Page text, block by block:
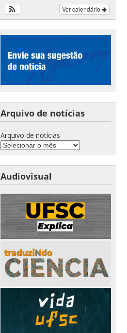
Ver calendário
Arquivo de notícias
Arquivo de notícias
Audiovisual